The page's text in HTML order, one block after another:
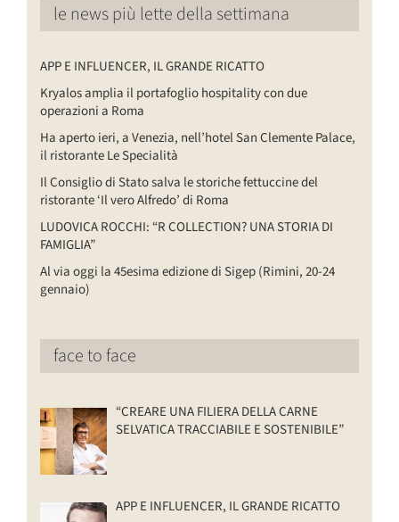
le news più lette della settimana
APP E INFLUENCER, IL GRANDE RICATTO
Kryalos amplia il portafoglio hospitality con due
operazioni a Roma
Ha aperto ieri, a Venezia, nell’hotel San Clemente Palace,
il ristorante Le Specialità
Il Consiglio di Stato salva le storiche fettuccine del
ristorante ‘Il vero Alfredo’ di Roma
LUDOVICA ROCCHI: “R COLLECTION? UNA STORIA DI
FAMIGLIA”
Al via oggi la 45esima edizione di Sigep (Rimini, 20-24
gennaio)
face to face
“CREARE UNA FILIERA DELLA CARNE
SELVATICA TRACCIABILE E SOSTENIBILE”
APP E INFLUENCER, IL GRANDE RICATTO